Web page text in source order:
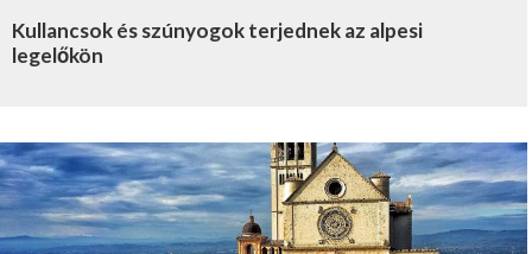
Kullancsok és szúnyogok terjednek az alpesi
legelőkön